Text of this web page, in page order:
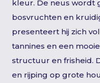
kleur. De neus wordt
bosvruchten en
presenteert hij zich
tannines en een
structuur en frisheid.
en rijping op grote